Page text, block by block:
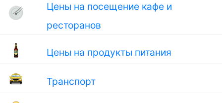
Цены на посещение кафе и
ресторанов
Цены на продукты питания
Транспорт